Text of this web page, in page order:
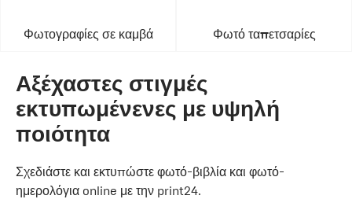
Φωτογραφίες σε καμβά Φωτό ταπετσαρίες
Αξέχαστες στιγμές
εκτυπωμένενες με υψηλή
ποιότητα
Σχεδιάστε και εκτυπώστε φωτό-βιβλία και φωτό-
ημερολόγια online με την print24.